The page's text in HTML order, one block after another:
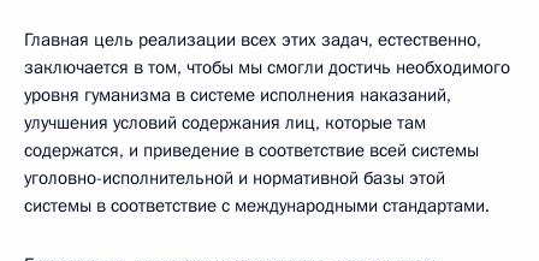
Главная цель реализации всех этих задач, естественно,
заключается в том, чтобы мы смогли достичь необходимого
уровня гуманизма в системе исполнения наказаний,
улучшения условий содержания лиц, которые там
содержатся, и приведение в соответствие всей системы
уголовно-исполнительной и нормативной базы этой
системы в соответствие с международными стандартами.